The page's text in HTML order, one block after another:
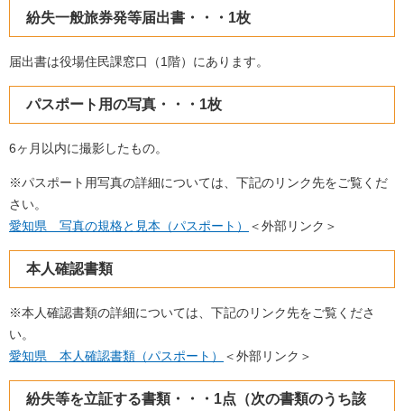
紛失一般旅券発等届出書・・・1枚
届出書は役場住民課窓口（1階）にあります。
パスポート用の写真・・・1枚
6ヶ月以内に撮影したもの。
※パスポート用写真の詳細については、下記のリンク先をご覧くだ
さい。
愛知県 写真の規格と見本（パスポート）
＜外部リンク＞
本人確認書類
※本人確認書類の詳細については、下記のリンク先をご覧くださ
い。
愛知県 本人確認書類（パスポート）
＜外部リンク＞
紛失等を立証する書類・・・1点（次の書類のうち該